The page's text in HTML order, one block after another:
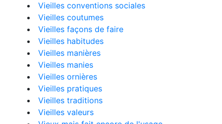
Vieilles conventions sociales
Vieilles coutumes
Vieilles façons de faire
Vieilles habitudes
Vieilles manières
Vieilles manies
Vieilles ornières
Vieilles pratiques
Vieilles traditions
Vieilles valeurs